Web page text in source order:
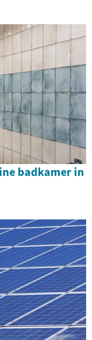
badkamer in